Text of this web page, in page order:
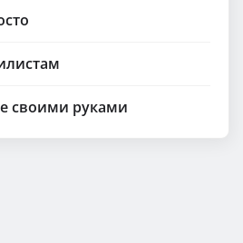
своими руками